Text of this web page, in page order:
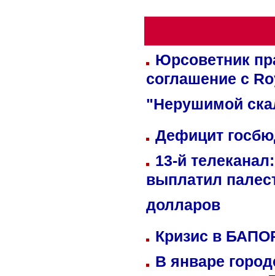
Юрсоветник
соглашение с
"Нерушимой
Дефицит
13-й
выплатил
долларов
Кризис в
В январе